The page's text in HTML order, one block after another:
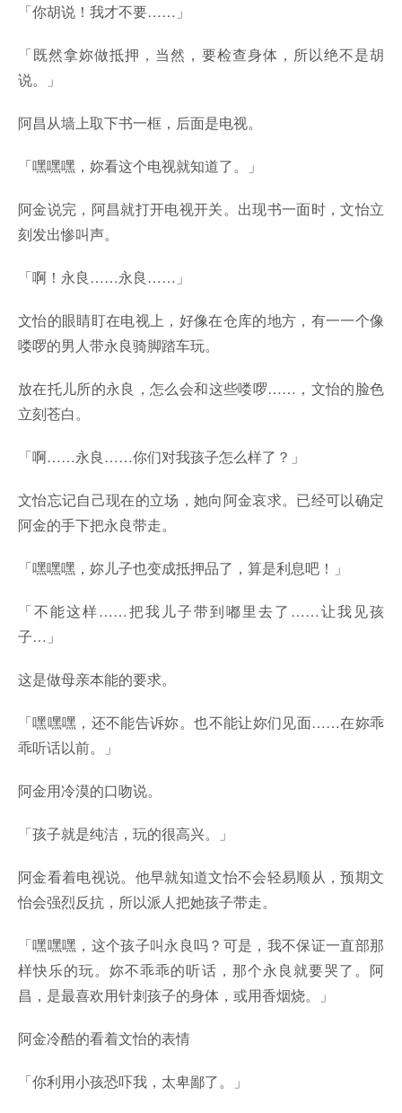
「你胡说！我才不要……」
「既然拿妳做抵押，当然，要检查身体，所以绝不是胡
说。」
阿昌从墙上取下书一框，后面是电视。
「嘿嘿嘿，妳看这个电视就知道了。」
阿金说完，阿昌就打开电视开关。出现书一面时，文怡立
刻发出惨叫声。
「啊！永良……永良……」
文怡的眼睛盯在电视上，好像在仓库的地方，有一一个像
喽啰的男人带永良骑脚踏车玩。
放在托儿所的永良，怎么会和这些喽啰……，文怡的脸色
立刻苍白。
「啊……永良……你们对我孩子怎么样了？」
文怡忘记自己现在的立场，她向阿金哀求。已经可以确定
阿金的手下把永良带走。
「嘿嘿嘿，妳儿子也变成抵押品了，算是利息吧！」
「不能这样……把我儿子带到嘟里去了……让我见孩
子…」
这是做母亲本能的要求。
「嘿嘿嘿，还不能告诉妳。也不能让妳们见面……在妳乖
乖听话以前。」
阿金用冷漠的口吻说。
「孩子就是纯洁，玩的很高兴。」
阿金看着电视说。他早就知道文怡不会轻易顺从，预期文
怡会强烈反抗，所以派人把她孩子带走。
「嘿嘿嘿，这个孩子叫永良吗？可是，我不保证一直部那
样快乐的玩。妳不乖乖的听话，那个永良就要哭了。阿
昌，是最喜欢用针刺孩子的身体，或用香烟烧。」
阿金冷酷的看着文怡的表情
「你利用小孩恐吓我，太卑鄙了。」